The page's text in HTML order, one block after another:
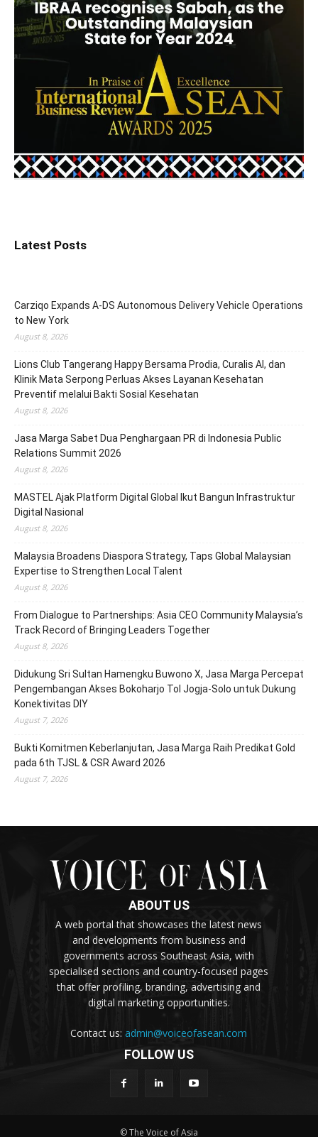
Latest Posts
Carziqo Expands A-DS Autonomous Delivery Vehicle Operations
to New York
August 8, 2026
Lions Club Tangerang Happy Bersama Prodia, Curalis AI, dan
Klinik Mata Serpong Perluas Akses Layanan Kesehatan
Preventif melalui Bakti Sosial Kesehatan
August 8, 2026
Jasa Marga Sabet Dua Penghargaan PR di Indonesia Public
Relations Summit 2026
August 8, 2026
MASTEL Ajak Platform Digital Global Ikut Bangun Infrastruktur
Digital Nasional
August 8, 2026
Malaysia Broadens Diaspora Strategy, Taps Global Malaysian
Expertise to Strengthen Local Talent
August 8, 2026
From Dialogue to Partnerships: Asia CEO Community Malaysia’s
Track Record of Bringing Leaders Together
August 8, 2026
Didukung Sri Sultan Hamengku Buwono X, Jasa Marga Percepat
Pengembangan Akses Bokoharjo Tol Jogja-Solo untuk Dukung
Konektivitas DIY
August 7, 2026
Bukti Komitmen Keberlanjutan, Jasa Marga Raih Predikat Gold
pada 6th TJSL & CSR Award 2026
August 7, 2026
ABOUT US
A web portal that showcases the latest news
and developments from business and
governments across Southeast Asia, with
specialised sections and country-focused pages
that offer profiling, branding, advertising and
digital marketing opportunities.
Contact us:admin@voiceofasean.com
FOLLOW US
© The Voice of Asia